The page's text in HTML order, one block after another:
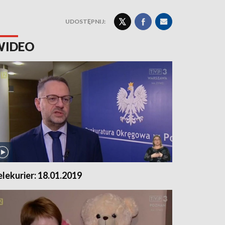
UDOSTĘPNIJ:
18.01.2019